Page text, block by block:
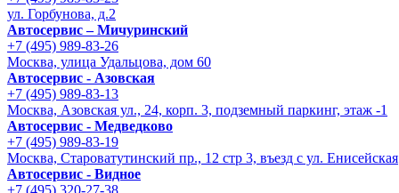
ул. Горбунова, д.2
Автосервис – Мичуринский
+7 (495) 989-83-26
Москва, улица Удальцова, дом 60
Автосервис - Азовская
+7 (495) 989-83-13
Москва, Азовская ул., 24, корп. 3, подземный паркинг, этаж -1
Автосервис - Медведково
+7 (495) 989-83-19
Москва, Староватутинский пр., 12 стр 3, въезд с ул. Енисейская
Автосервис - Видное
+7 (495) 320-27-38